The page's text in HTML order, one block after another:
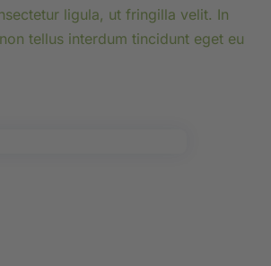
ligula, ut fringilla velit. In
tellus interdum tincidunt eget eu